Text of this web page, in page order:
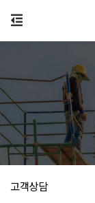
고객상담